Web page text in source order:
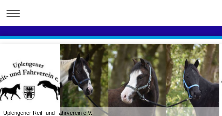
Uplengener Reit- und Fahrverein e.V.